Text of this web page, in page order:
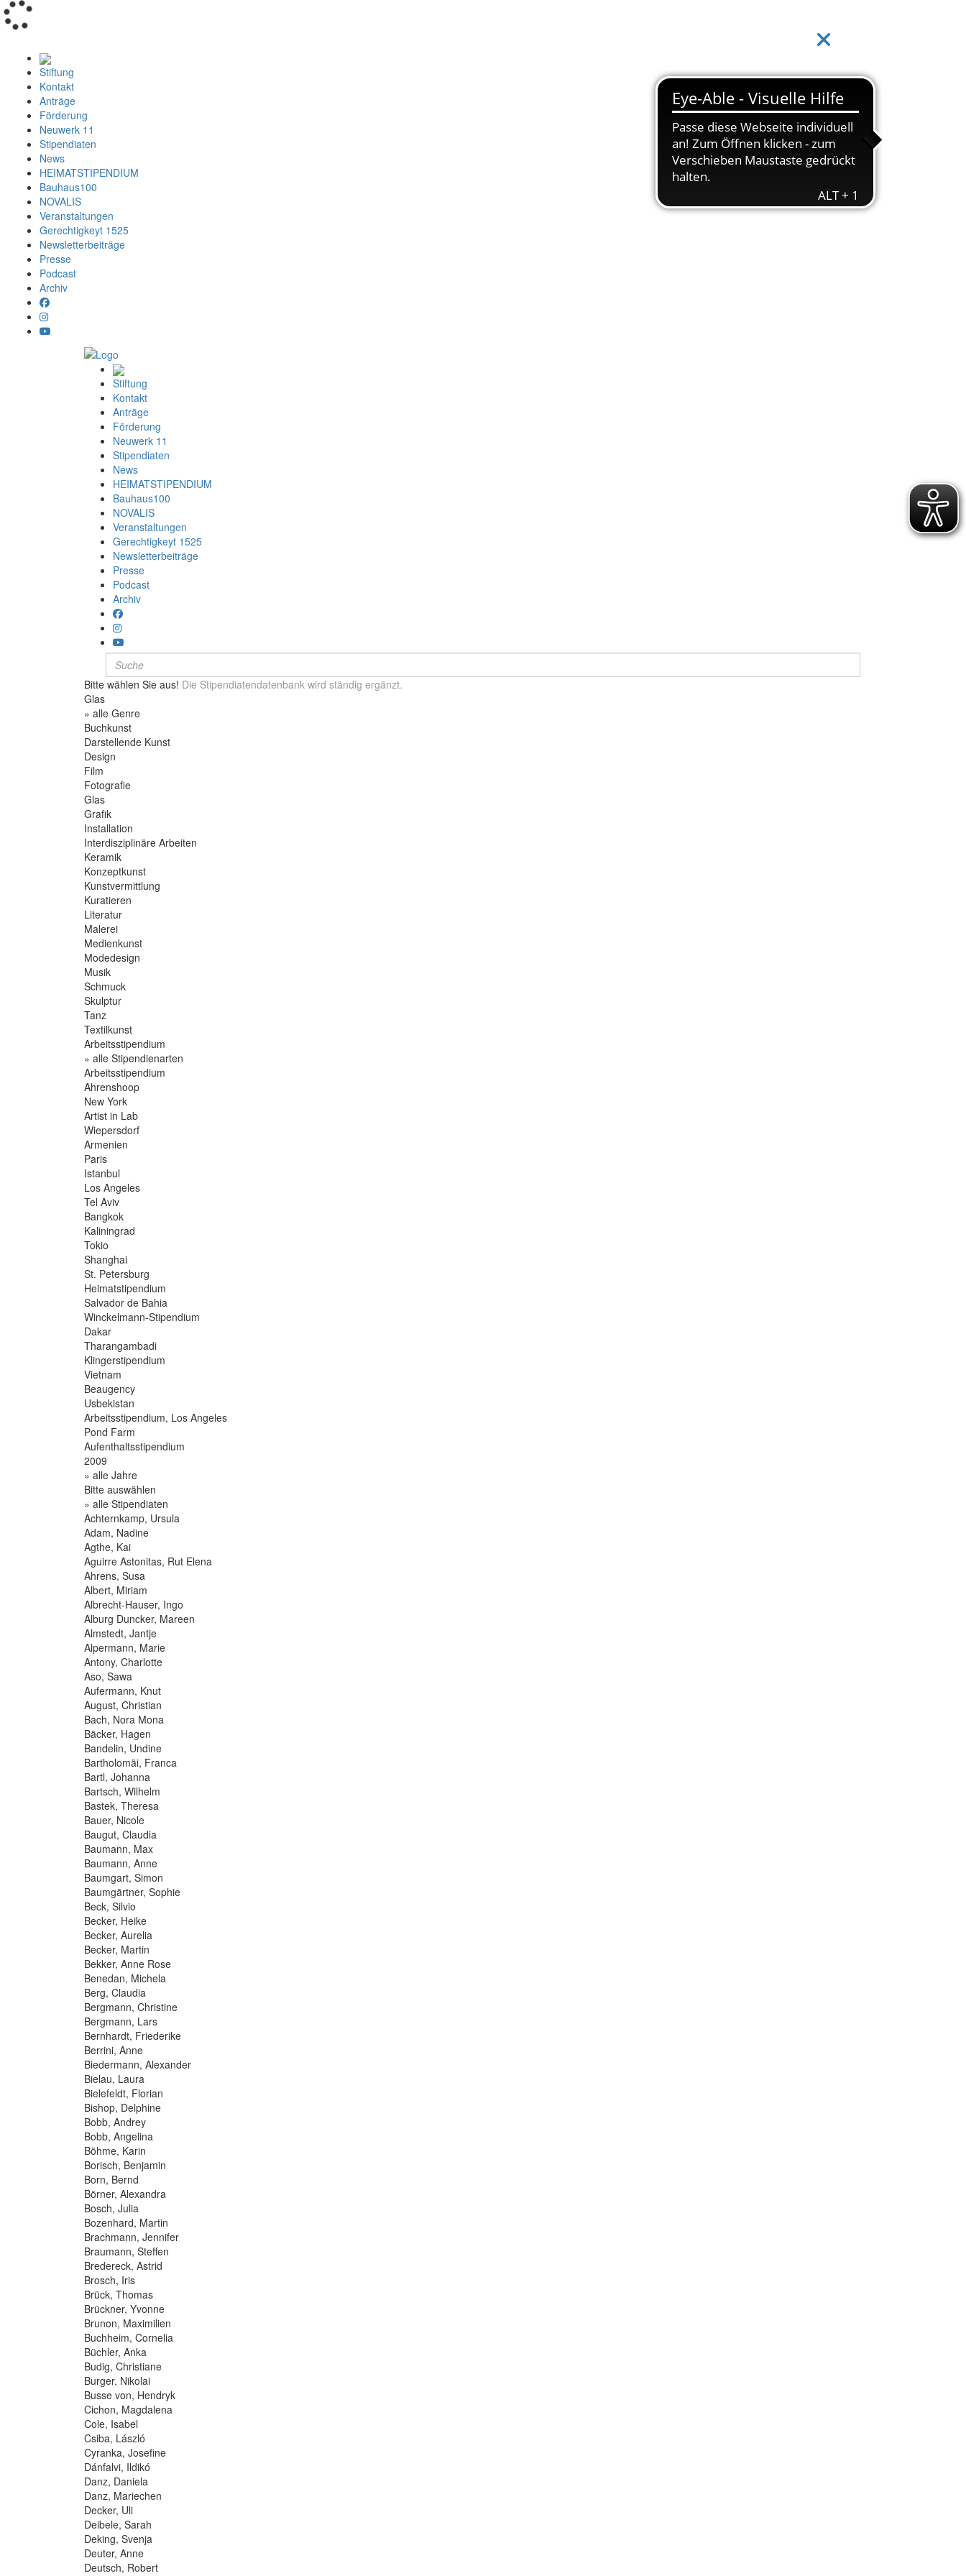
Stiftung
Kontakt
Anträge
Förderung
Neuwerk 11
Stipendiaten
News
HEIMATSTIPENDIUM
Bauhaus100
NOVALIS
Veranstaltungen
Gerechtigkeyt 1525
Newsletterbeiträge
Presse
Podcast
Archiv
Stiftung
Kontakt
Anträge
Förderung
Neuwerk 11
Stipendiaten
News
HEIMATSTIPENDIUM
Bauhaus100
NOVALIS
Veranstaltungen
Gerechtigkeyt 1525
Newsletterbeiträge
Presse
Podcast
Archiv
Bitte wählen Sie aus! Die Stipendiatendatenbank wird ständig ergänzt.
Glas
» alle Genre
Buchkunst
Darstellende Kunst
Design
Film
Fotografie
Glas
Grafik
Installation
Interdisziplinäre Arbeiten
Keramik
Konzeptkunst
Kunstvermittlung
Kuratieren
Literatur
Malerei
Medienkunst
Modedesign
Musik
Schmuck
Skulptur
Tanz
Textilkunst
Arbeitsstipendium
» alle Stipendienarten
Arbeitsstipendium
Ahrenshoop
New York
Artist in Lab
Wiepersdorf
Armenien
Paris
Istanbul
Los Angeles
Tel Aviv
Bangkok
Kaliningrad
Tokio
Shanghai
St. Petersburg
Heimatstipendium
Salvador de Bahia
Winckelmann-Stipendium
Dakar
Tharangambadi
Klingerstipendium
Vietnam
Beaugency
Usbekistan
Arbeitsstipendium, Los Angeles
Pond Farm
Aufenthaltsstipendium
2009
» alle Jahre
Bitte auswählen
» alle Stipendiaten
Achternkamp, Ursula
Adam, Nadine
Agthe, Kai
Aguirre Astonitas, Rut Elena
Ahrens, Susa
Albert, Miriam
Albrecht-Hauser, Ingo
Alburg Duncker, Mareen
Almstedt, Jantje
Alpermann, Marie
Antony, Charlotte
Aso, Sawa
Aufermann, Knut
August, Christian
Bach, Nora Mona
Bäcker, Hagen
Bandelin, Undine
Bartholomäi, Franca
Bartl, Johanna
Bartsch, Wilhelm
Bastek, Theresa
Bauer, Nicole
Baugut, Claudia
Baumann, Max
Baumann, Anne
Baumgart, Simon
Baumgärtner, Sophie
Beck, Silvio
Becker, Heike
Becker, Aurelia
Becker, Martin
Bekker, Anne Rose
Benedan, Michela
Berg, Claudia
Bergmann, Christine
Bergmann, Lars
Bernhardt, Friederike
Berrini, Anne
Biedermann, Alexander
Bielau, Laura
Bielefeldt, Florian
Bishop, Delphine
Bobb, Andrey
Bobb, Angelina
Böhme, Karin
Borisch, Benjamin
Born, Bernd
Börner, Alexandra
Bosch, Julia
Bozenhard, Martin
Brachmann, Jennifer
Braumann, Steffen
Bredereck, Astrid
Brosch, Iris
Brück, Thomas
Brückner, Yvonne
Brunon, Maximilien
Buchheim, Cornelia
Büchler, Anka
Budig, Christiane
Burger, Nikolai
Busse von, Hendryk
Cichon, Magdalena
Cole, Isabel
Csiba, László
Cyranka, Josefine
Dánfalvi, Ildikó
Danz, Daniela
Danz, Mariechen
Decker, Uli
Deibele, Sarah
Deking, Svenja
Deuter, Anne
Deutsch, Robert